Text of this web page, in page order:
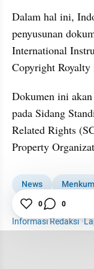
Dalam hal ini,
penyusunan
International
Copyright
Dokumen ini
pada Sidang
Related Rights
Property
News Menkum
Royalti
Informasi Redaksi·
0 0